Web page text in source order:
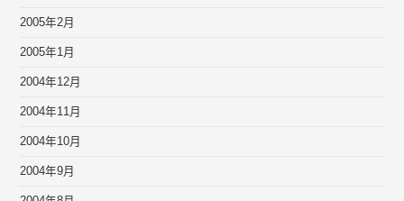
2005年2月
2005年1月
2004年12月
2004年11月
2004年10月
2004年9月